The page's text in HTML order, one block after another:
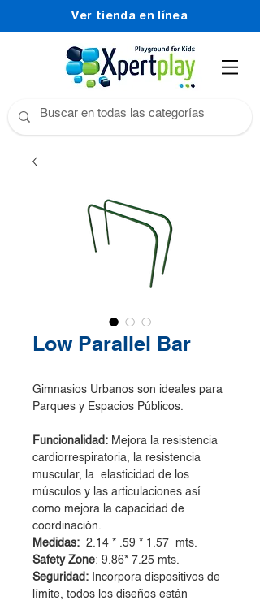
Ver tienda en línea
Low Parallel Bar
Gimnasios Urbanos son ideales para
Parques y Espacios Públicos.
Funcionalidad: Mejora la resistencia
cardiorrespiratoria, la resistencia
muscular, la elasticidad de los
músculos y las articulaciones así
como mejora la capacidad de
coordinación.
Medidas: 2.14 * .59 * 1.57 mts.
Safety Zone: 9.86* 7.25 mts.
Seguridad:
Incorpora dispositivos de
límite, todos los diseños están